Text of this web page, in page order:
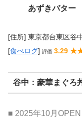
あずきバター
[住所] 東京都台東区谷
[食べログ] 評価 3.29
谷中：豪華まぐろ
■ 2025年10月OPEN